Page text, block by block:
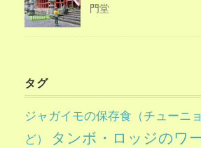
門堂
タグ
ジャガイモの保存食（チューニ
ど）
タンボ・ロッジのワ